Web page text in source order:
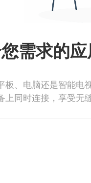
需求的
、电脑还是智能电
同时连接，享受无